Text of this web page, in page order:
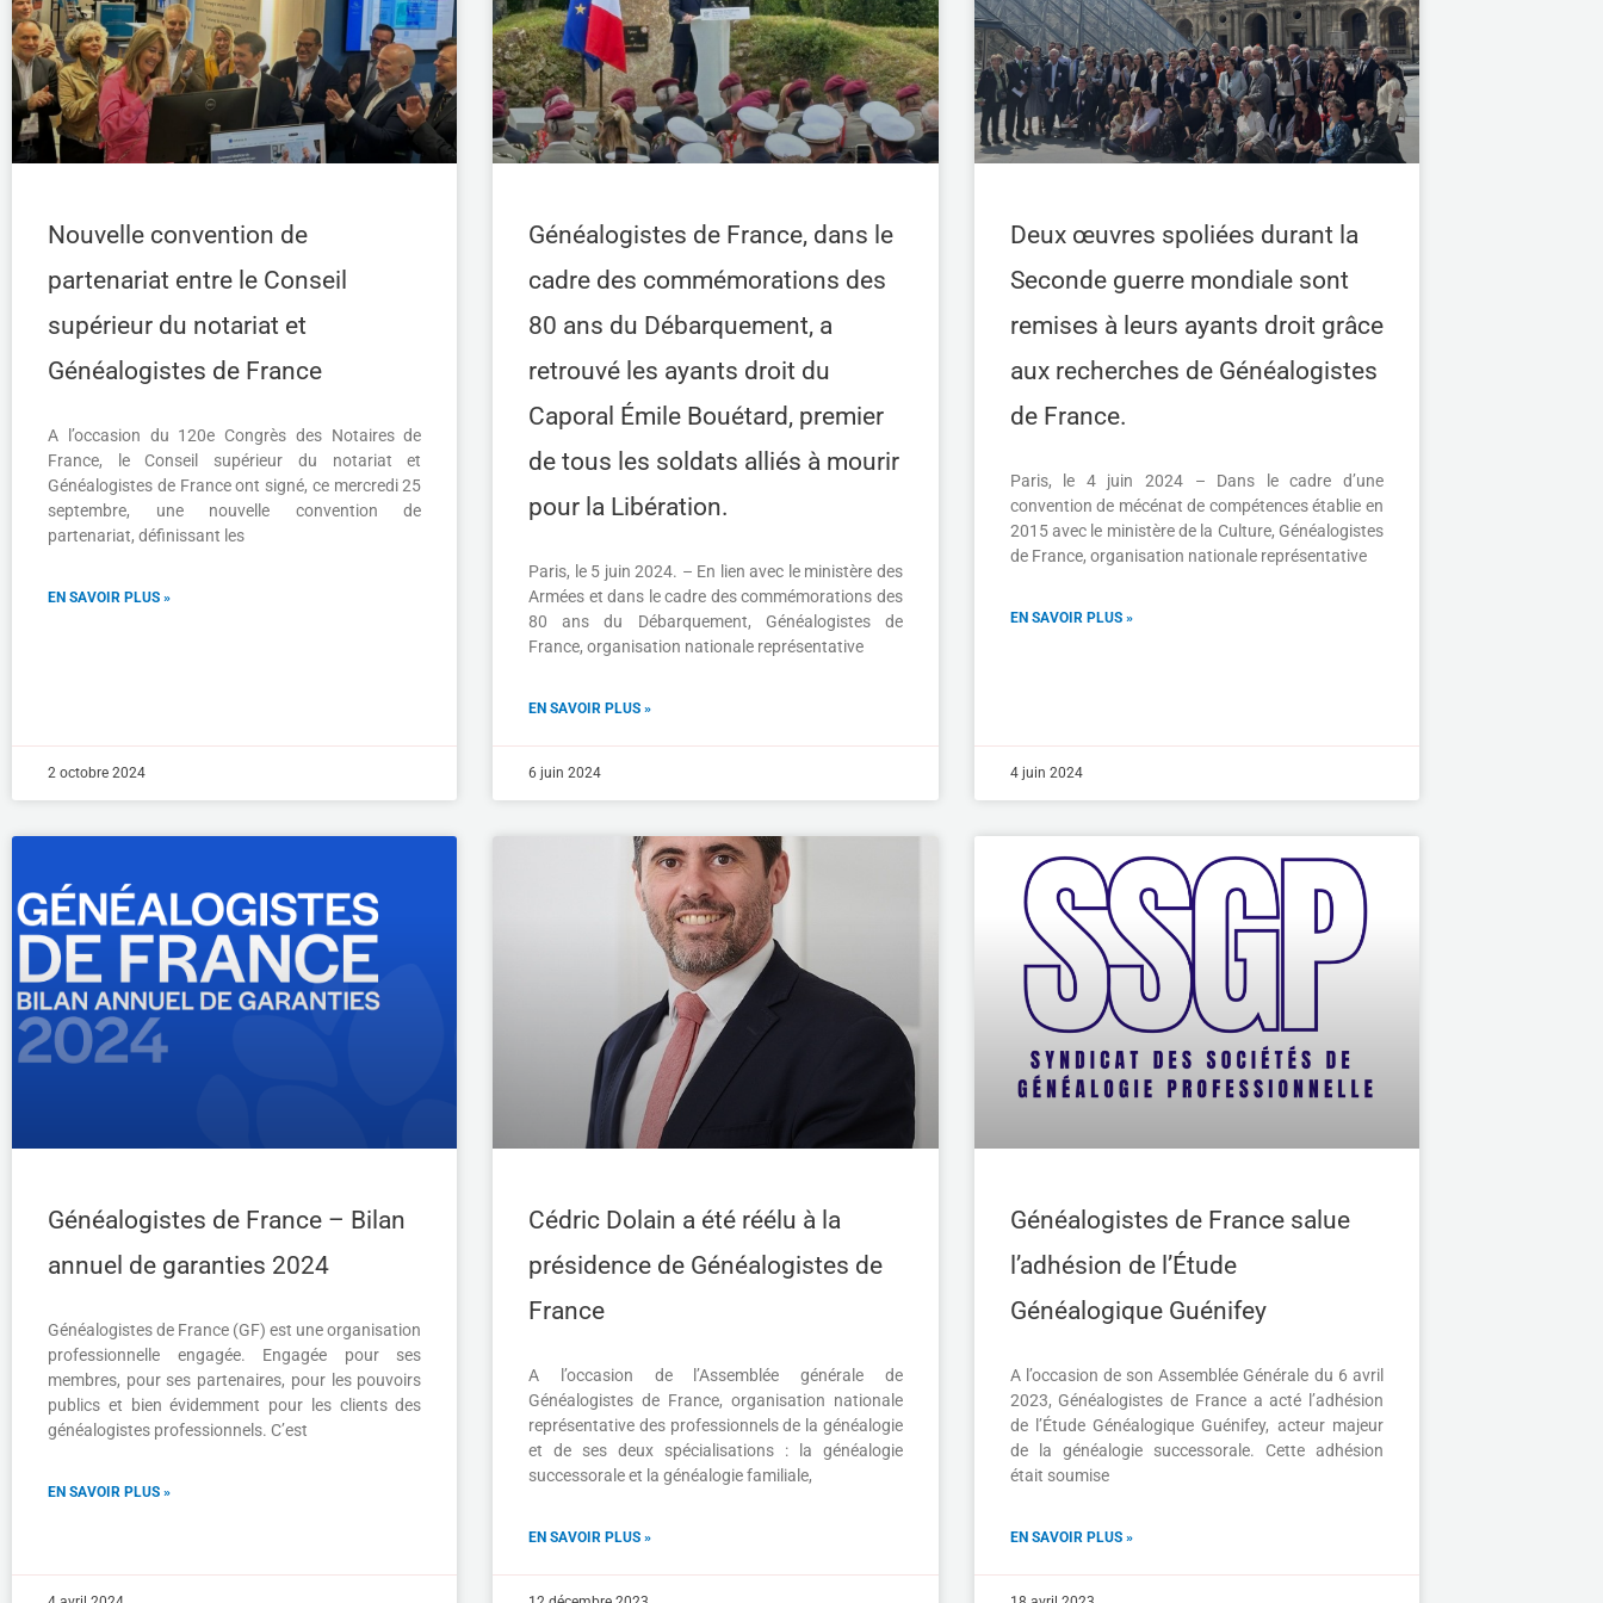
Nouvelle convention de
partenariat entre le Conseil
supérieur du notariat et
Généalogistes de France
A l’occasion du 120e Congrès des Notaires de
France, le Conseil supérieur du notariat et
Généalogistes de France ont signé, ce mercredi 25
septembre, une nouvelle convention de
partenariat, définissant les
EN SAVOIR PLUS »
2 octobre 2024
Généalogistes de France, dans le
cadre des commémorations des
80 ans du Débarquement, a
retrouvé les ayants droit du
Caporal Émile Bouétard, premier
de tous les soldats alliés à mourir
pour la Libération.
Paris, le 5 juin 2024. – En lien avec le ministère des
Armées et dans le cadre des commémorations des
80 ans du Débarquement, Généalogistes de
France, organisation nationale représentative
EN SAVOIR PLUS »
6 juin 2024
Deux œuvres spoliées durant la
Seconde guerre mondiale sont
remises à leurs ayants droit grâce
aux recherches de Généalogistes
de France.
Paris, le 4 juin 2024 – Dans le cadre d’une
convention de mécénat de compétences établie en
2015 avec le ministère de la Culture, Généalogistes
de France, organisation nationale représentative
EN SAVOIR PLUS »
4 juin 2024
Généalogistes de France – Bilan
annuel de garanties 2024
Généalogistes de France (GF) est une organisation
professionnelle engagée. Engagée pour ses
membres, pour ses partenaires, pour les pouvoirs
publics et bien évidemment pour les clients des
généalogistes professionnels. C’est
EN SAVOIR PLUS »
Cédric Dolain a été réélu à la
présidence de Généalogistes de
France
A l’occasion de l’Assemblée générale de
Généalogistes de France, organisation nationale
représentative des professionnels de la généalogie
et de ses deux spécialisations : la généalogie
successorale et la généalogie familiale,
EN SAVOIR PLUS »
Généalogistes de France salue
l’adhésion de l’Étude
Généalogique Guénifey
A l’occasion de son Assemblée Générale du 6 avril
2023, Généalogistes de France a acté l’adhésion
de l’Étude Généalogique Guénifey, acteur majeur
de la généalogie successorale. Cette adhésion
était soumise
EN SAVOIR PLUS »